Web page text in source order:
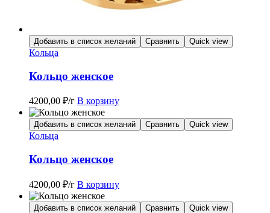
Добавить в список желаний Сравнить Quick view
Кольца
Кольцо женское
4200,00 ₽/г В корзину
Добавить в список желаний Сравнить Quick view
Кольца
Кольцо женское
4200,00 ₽/г В корзину
Добавить в список желаний Сравнить Quick view